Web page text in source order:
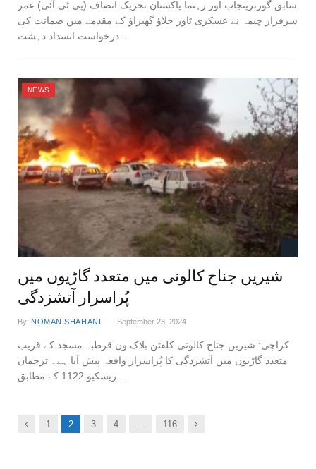
سابق گورنرپنجاب اور رہنما پاکستان تحریک انصاف (پی ٹی آئی) عمر
سرفراز چیمہ نے عسکری ٹاور جلاؤ گھیراؤ کے مقدمے میں ضمانت کی
NEWS
شیریں جناح کالونی میں متعدد گاڑیوں میں
پُراسرار آتشزدگی
By NOMAN SHAHANI September 23, 2024
کراچی: شیریں جناح کالونی کلفٹن بلاک ون قرطبہ مسجد کے قریب
متعدد گاڑیوں میں آتشزدگی کا پُراسرار واقعہ پیش آیا ہے۔ ترجمان
Previous
1 2 3 4 116 Next